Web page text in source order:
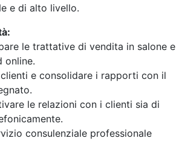
e di alto livello.
le trattative di vendita in salone e
online.
e consolidare i rapporti con il
le relazioni con i clienti sia di
consulenziale professionale